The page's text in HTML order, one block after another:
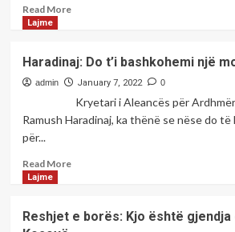
kenë
Skenderaj
Read MoreRead
temperaturat,
moti
për
sot
Lajme
Haradinaj: Do t’i bashkohemi një
admin January 7, 2022 0
Kryetari i Aleancës për
Ramush Haradinaj, ka thënë se nëse do
për...
Read MoreRead
Do
Lajme
Reshjet e borës: Kjo është